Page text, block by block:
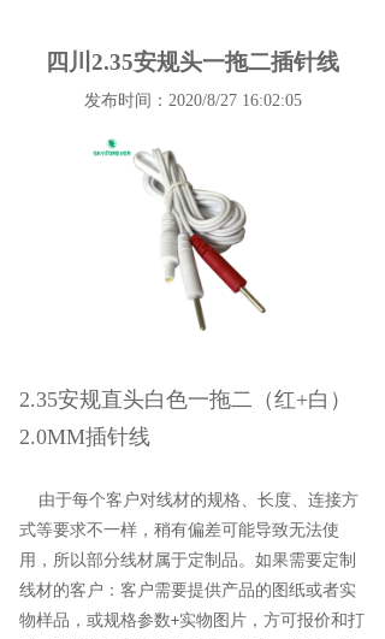
四川2.35安规头一拖二插针线
发布时间：2020/8/27 16:02:05
2.35安规直头白色一拖二（红+白）
2.0MM插针线
由于每个客户对线材的规格、长度、连接方
式等要求不一样，稍有偏差可能导致无法使
用，所以部分线材属于定制品。如果需要定制
线材的客户：客户需要提供产品的图纸或者实
物样品 ， 或规格参数+实物图片，方可报价和打